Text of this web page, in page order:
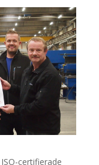
certifierade